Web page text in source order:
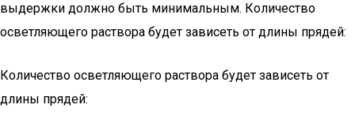
выдержки должно быть минимальным. Количество
осветляющего раствора будет зависеть от длины прядей:
Количество осветляющего раствора будет зависеть от
длины прядей: